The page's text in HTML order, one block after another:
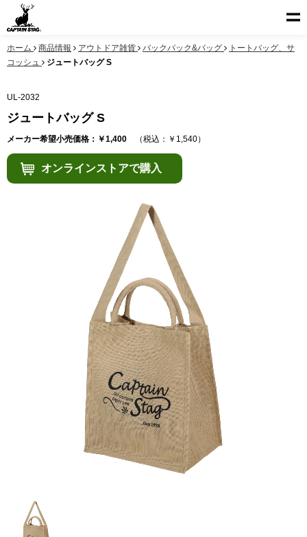
ホーム 商品情報 アウトドア雑貨 バックパック&バッグ
トートバッグ、サ
コッシュ
ジュートバッグ S
UL-2032
ジュートバッグ S
メーカー希望小売価格：￥1,400 （税込：￥1,540）
オンラインストアで購入